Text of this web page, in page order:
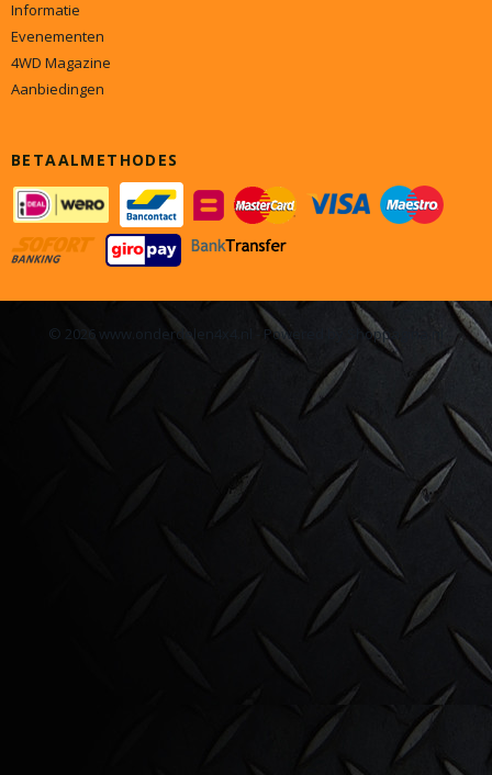
Informatie
Evenementen
4WD Magazine
Aanbiedingen
BETAALMETHODES
© 2026 www.onderdelen4x4.nl - Powered by Shoppagina.nl